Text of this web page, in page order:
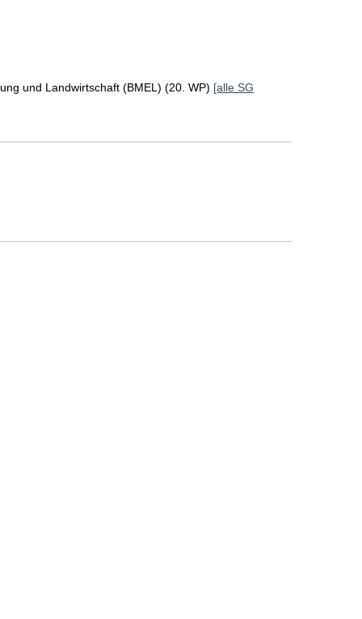
und Landwirtschaft (BMEL) (20. WP) [alle SG